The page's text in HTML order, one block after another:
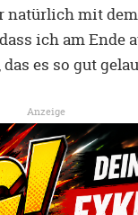
natürlich mit
ich am Ende
es so gut
Anzeige